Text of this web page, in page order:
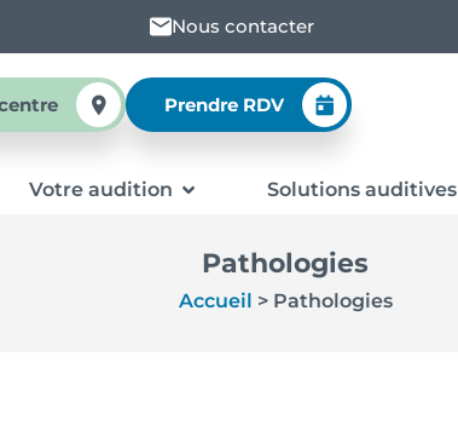
Nous contacter
Prendre RDV
Votre audition Solutions auditives
Pathologies
Accueil > Pathologies